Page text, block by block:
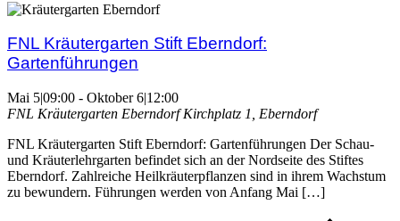
FNL Kräutergarten Stift Eberndorf:
Gartenführungen
Mai 5|09:00 - Oktober 6|12:00
FNL Kräutergarten EberndorfKirchplatz 1, Eberndorf
FNL Kräutergarten Stift Eberndorf: Gartenführungen Der Schau-
und Kräuterlehrgarten befindet sich an der Nordseite des Stiftes
Eberndorf. Zahlreiche Heilkräuterpflanzen sind in ihrem Wachstum
zu bewundern. Führungen werden von Anfang Mai […]